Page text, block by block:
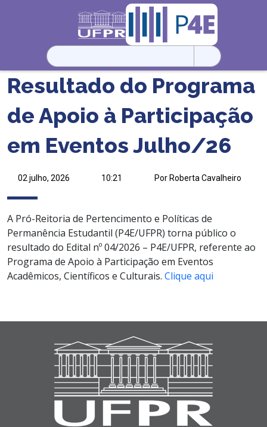
Pesquisar
por:
Resultado do Programa
de Apoio à Participação
em Eventos Julho/26
02 julho, 2026 10:21 Por Roberta Cavalheiro
A Pró-Reitoria de Pertencimento e Políticas de
Permanência Estudantil (P4E/UFPR) torna público o
resultado do Edital nº 04/2026 – P4E/UFPR, referente ao
Programa de Apoio à Participação em Eventos
Acadêmicos, Científicos e Culturais. Clique aqui